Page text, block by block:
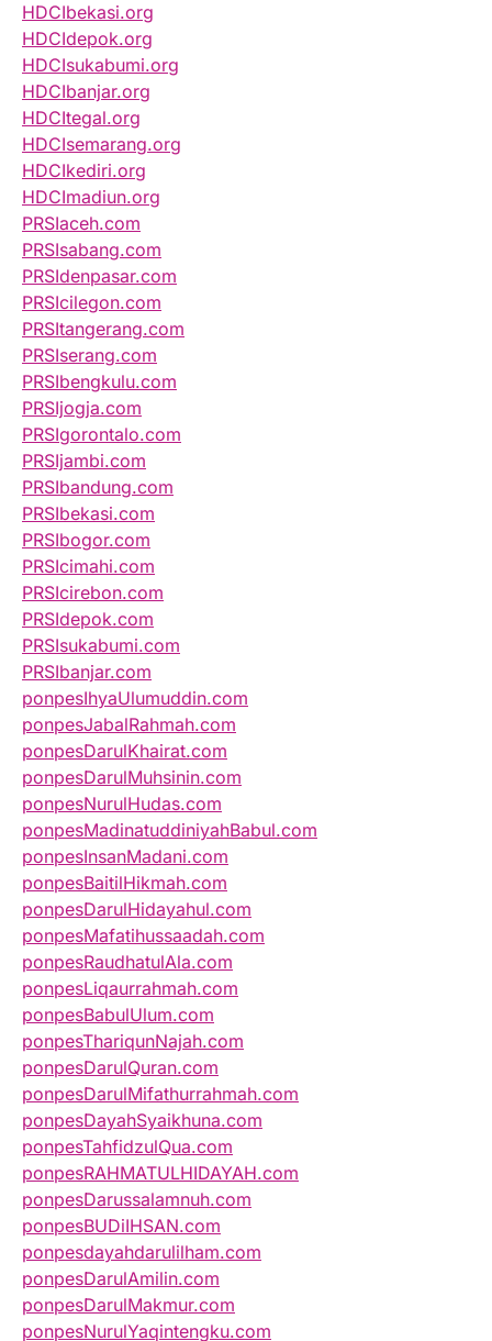
HDCIbekasi.org
HDCIdepok.org
HDCIsukabumi.org
HDCIbanjar.org
HDCItegal.org
HDCIsemarang.org
HDCIkediri.org
HDCImadiun.org
PRSIaceh.com
PRSIsabang.com
PRSIdenpasar.com
PRSIcilegon.com
PRSItangerang.com
PRSIserang.com
PRSIbengkulu.com
PRSIjogja.com
PRSIgorontalo.com
PRSIjambi.com
PRSIbandung.com
PRSIbekasi.com
PRSIbogor.com
PRSIcimahi.com
PRSIcirebon.com
PRSIdepok.com
PRSIsukabumi.com
PRSIbanjar.com
ponpesIhyaUlumuddin.com
ponpesJabalRahmah.com
ponpesDarulKhairat.com
ponpesDarulMuhsinin.com
ponpesNurulHudas.com
ponpesMadinatuddiniyahBabul.com
ponpesInsanMadani.com
ponpesBaitilHikmah.com
ponpesDarulHidayahul.com
ponpesMafatihussaadah.com
ponpesRaudhatulAla.com
ponpesLiqaurrahmah.com
ponpesBabulUlum.com
ponpesThariqunNajah.com
ponpesDarulQuran.com
ponpesDarulMifathurrahmah.com
ponpesDayahSyaikhuna.com
ponpesTahfidzulQua.com
ponpesRAHMATULHIDAYAH.com
ponpesDarussalamnuh.com
ponpesBUDiIHSAN.com
ponpesdayahdarulilham.com
ponpesDarulAmilin.com
ponpesDarulMakmur.com
ponpesNurulYaqintengku.com